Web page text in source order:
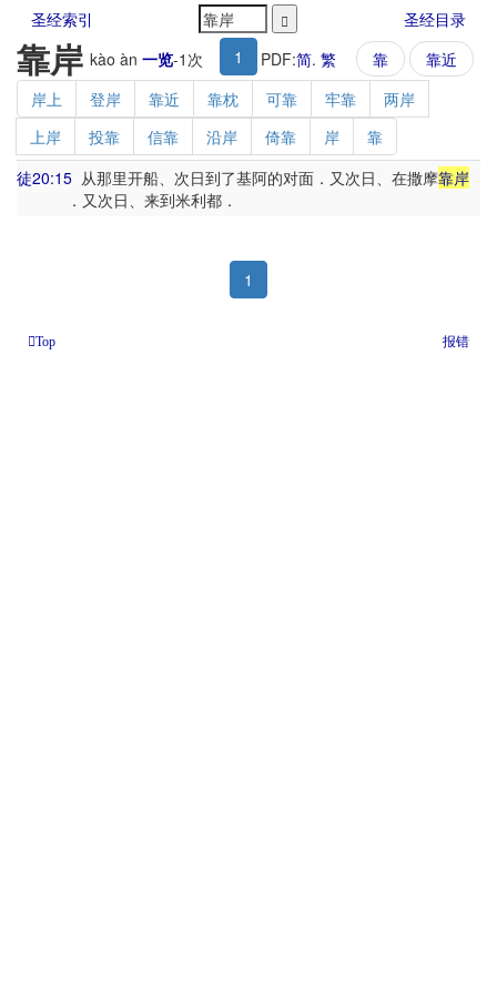
圣经索引 圣经目录
靠岸 kào àn 一览-1 次 1 PDF:简. 繁 靠
靠近
岸上
登岸 靠近 靠枕 可靠 牢靠
两岸
上岸
投靠 信靠 沿岸 倚靠 岸
靠
徒20:15 从那里开船、次日到了基阿的对面．又次日、在撒摩靠岸
．又次日、来到米利都．
1
Top 报错